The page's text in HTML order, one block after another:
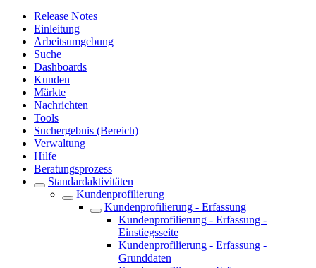
Release Notes
Einleitung
Arbeitsumgebung
Suche
Dashboards
Kunden
Märkte
Nachrichten
Tools
Suchergebnis (Bereich)
Verwaltung
Hilfe
Beratungsprozess
Standardaktivitäten
Kundenprofilierung
Kundenprofilierung - Erfassung
Kundenprofilierung - Erfassung -
Einstiegsseite
Kundenprofilierung - Erfassung -
Grunddaten